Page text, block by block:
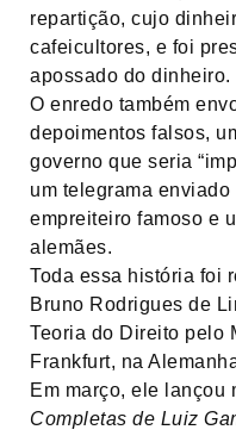
repartição, cujo
cafeicultores, e foi
apossado do dinheiro.
O enredo também
depoimentos falsos,
governo que seria
um telegrama
empreiteiro famoso e
alemães.
Toda essa história foi
Bruno Rodrigues de
Teoria do Direito pelo
Frankfurt, na
Em março, ele lançou
Completas de Luiz